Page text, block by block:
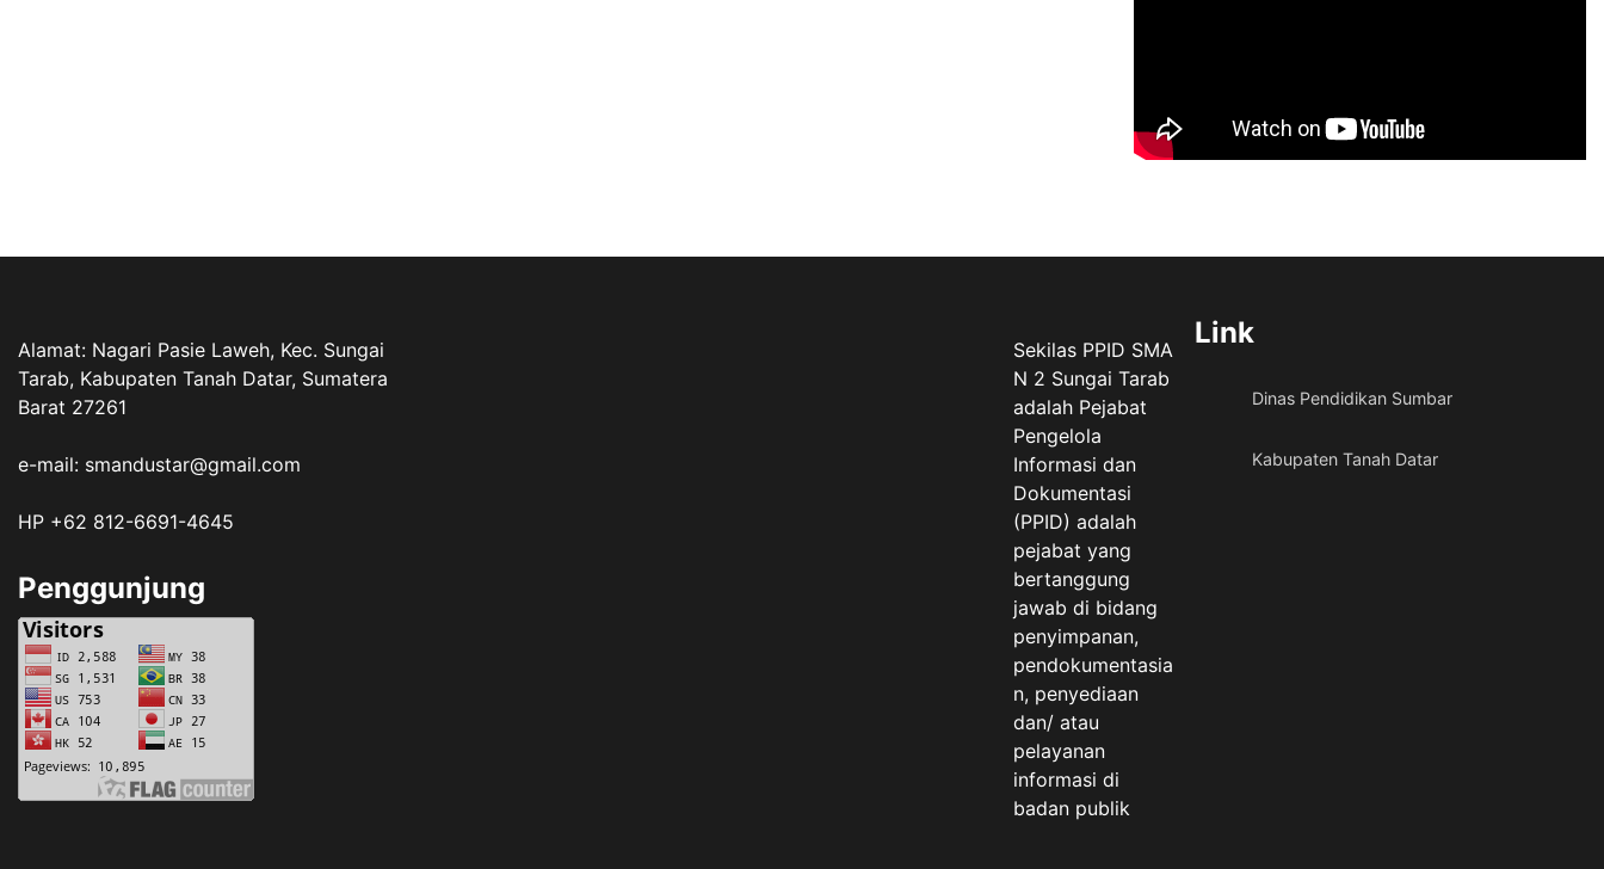
Alamat: Nagari Pasie Laweh, Kec. Sungai
Tarab, Kabupaten Tanah Datar, Sumatera
Barat 27261
e-mail: smandustar@gmail.com
HP +62 812-6691-4645
Penggunjung
Sekilas PPID SMA
N 2 Sungai Tarab
adalah Pejabat
Pengelola
Informasi dan
Dokumentasi
(PPID) adalah
pejabat yang
bertanggung
jawab di bidang
penyimpanan,
pendokumentasia
n, penyediaan
dan/ atau
pelayanan
informasi di
badan publik
Link
Dinas Pendidikan Sumbar
Kabupaten Tanah Datar